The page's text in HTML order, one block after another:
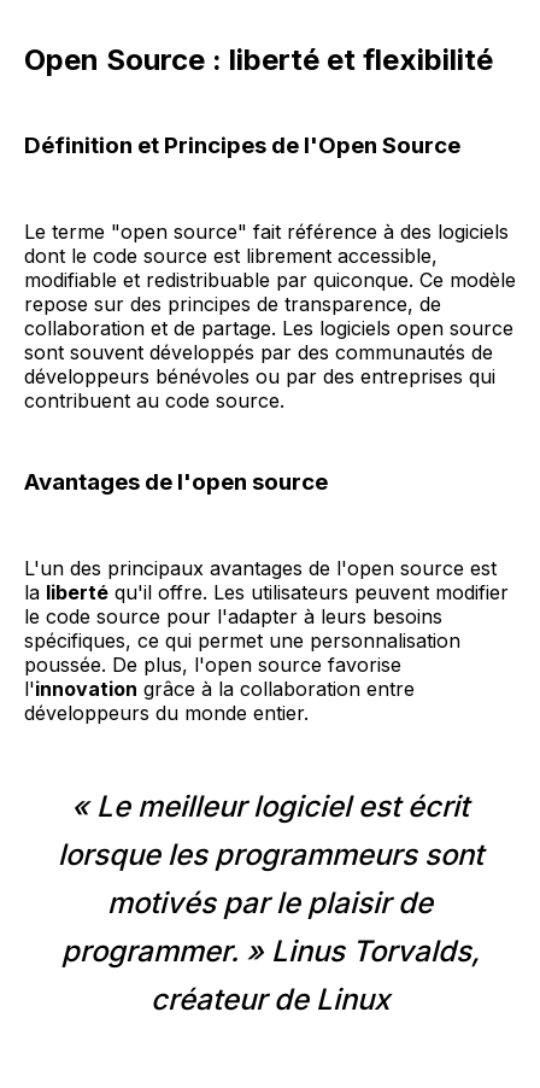
Open Source : liberté et flexibilité
Définition et Principes de l'Open Source
Le terme "open source" fait référence à des logiciels
dont le code source est librement accessible,
modifiable et redistribuable par quiconque. Ce modèle
repose sur des principes de transparence, de
collaboration et de partage. Les logiciels open source
sont souvent développés par des communautés de
développeurs bénévoles ou par des entreprises qui
contribuent au code source.
Avantages de l'open source
L'un des principaux avantages de l'open source est
la liberté qu'il offre. Les utilisateurs peuvent modifier
le code source pour l'adapter à leurs besoins
spécifiques, ce qui permet une personnalisation
poussée. De plus, l'open source favorise
l'innovation grâce à la collaboration entre
développeurs du monde entier.
« Le meilleur logiciel est écrit
lorsque les programmeurs sont
motivés par le plaisir de
programmer. » Linus Torvalds,
créateur de Linux